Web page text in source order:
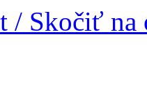
/ Skočiť na